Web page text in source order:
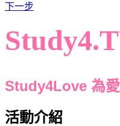
下一步
Study4Love 為
活動介紹